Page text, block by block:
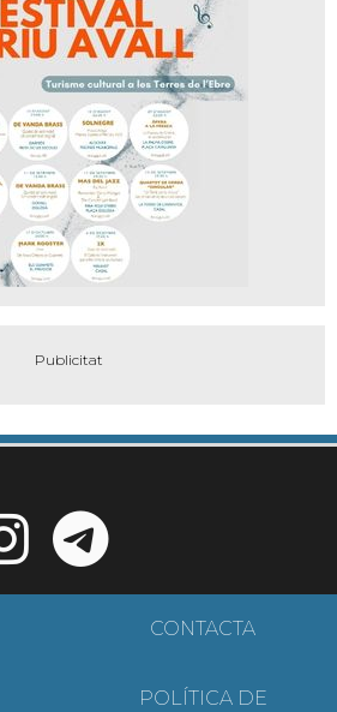
CONTACTA
POLÍTICA DE